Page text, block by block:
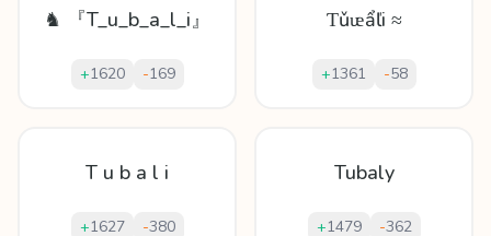
♞ 『T_u_b_a_l_i』
+1620 -169
Ƭǔᵫẩľi ≈
+1361 -58
T u b a l i
+1627 -380
Tubaly
+1479 -362